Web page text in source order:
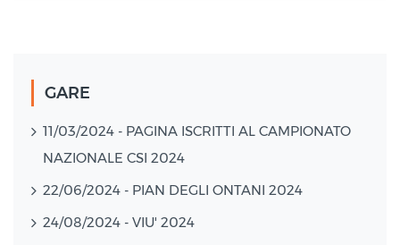
GARE
11/03/2024 - PAGINA ISCRITTI AL CAMPIONATO
NAZIONALE CSI 2024
22/06/2024 - PIAN DEGLI ONTANI 2024
24/08/2024 - VIU' 2024